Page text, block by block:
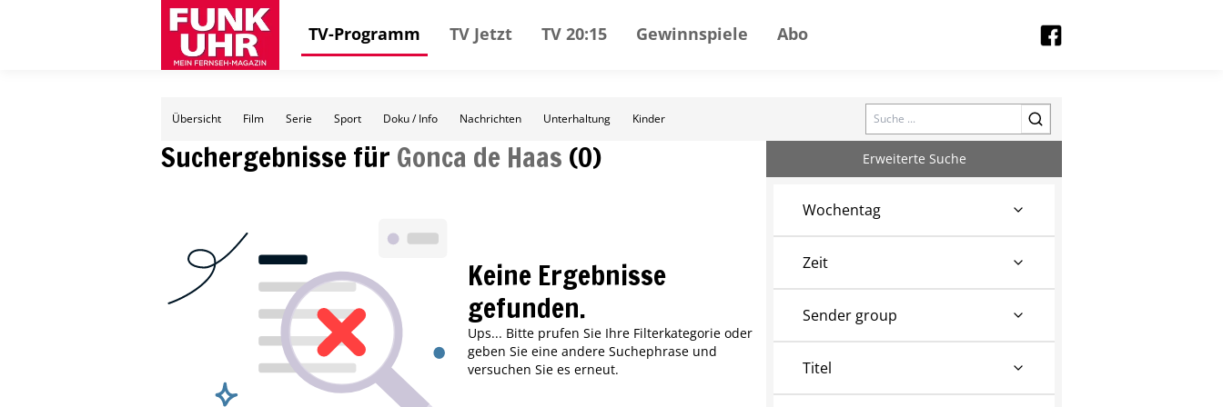
TV-Programm TV Jetzt TV 20:15 Gewinnspiele Abo
Übersicht Film Serie Sport Doku / Info Nachrichten Unterhaltung Kinder Search
Suchergebnisse für Gonca de Haas (0)
Keine Ergebnisse
gefunden.
Ups... Bitte prufen Sie Ihre Filterkategorie oder
geben Sie eine andere Suchephrase und
versuchen Sie es erneut.
Erweiterte Suche
Wochentag
Zeit
Sender group
Titel